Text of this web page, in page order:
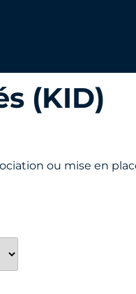
(KID)
ou mise en
devise. Par exemple : si